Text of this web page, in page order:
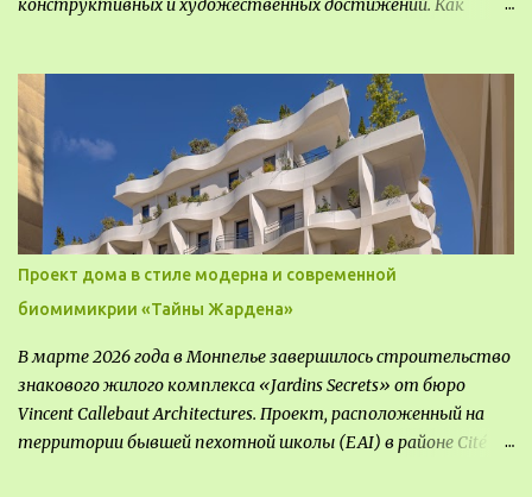
конструктивных и художественных достижений. Как
универсальные тематические временные постоянные
передвижные стационарные Назначение выставочных
павильонов - показ экспозиции, с целью информации,
пропаганды, рекламы, внедрения новых технологий, обмен
опытом, привлечения внимания и т.д.
Проект дома в стиле модерна и современной
биомимикрии «Тайны Жардена»
В марте 2026 года в Монпелье завершилось строительство
знакового жилого комплекса «Jardins Secrets» от бюро
Vincent Callebaut Architectures. Проект, расположенный на
территории бывшей пехотной школы (EAI) в районе Cité